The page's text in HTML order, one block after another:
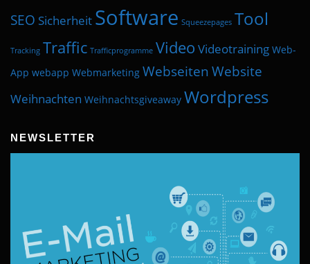
SEO Sicherheit Software Squeezepages Tool
Tracking Traffic Trafficprogramme Video Videotraining Web-
App webapp Webmarketing Webseiten Website
Weihnachten Weihnachtsgiveaway Wordpress
NEWSLETTER